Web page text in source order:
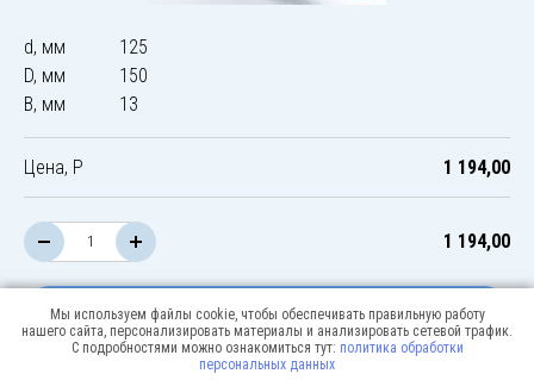
d, мм
125
D, мм
150
B, мм
13
Цена, Р 1 194,00
1 194,00
В корзину
Мы используем файлы cookie, чтобы обеспечивать правильную работу
нашего сайта, персонализировать материалы и анализировать сетевой трафик.
С подробностями можно ознакомиться тут: политика обработки
персональных данных